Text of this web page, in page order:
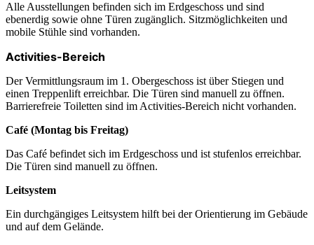
Alle Ausstellungen befinden sich im Erdgeschoss und sind
ebenerdig sowie ohne Türen zugänglich. Sitzmöglichkeiten und
mobile Stühle sind vorhanden.
Activities-Bereich
Der Vermittlungsraum im 1. Obergeschoss ist über Stiegen und
einen Treppenlift erreichbar. Die Türen sind manuell zu öffnen.
Barrierefreie Toiletten sind im Activities-Bereich nicht vorhanden.
Café (Montag bis Freitag)
Das Café befindet sich im Erdgeschoss und ist stufenlos erreichbar.
Die Türen sind manuell zu öffnen.
Leitsystem
Ein durchgängiges Leitsystem hilft bei der Orientierung im Gebäude
und auf dem Gelände.